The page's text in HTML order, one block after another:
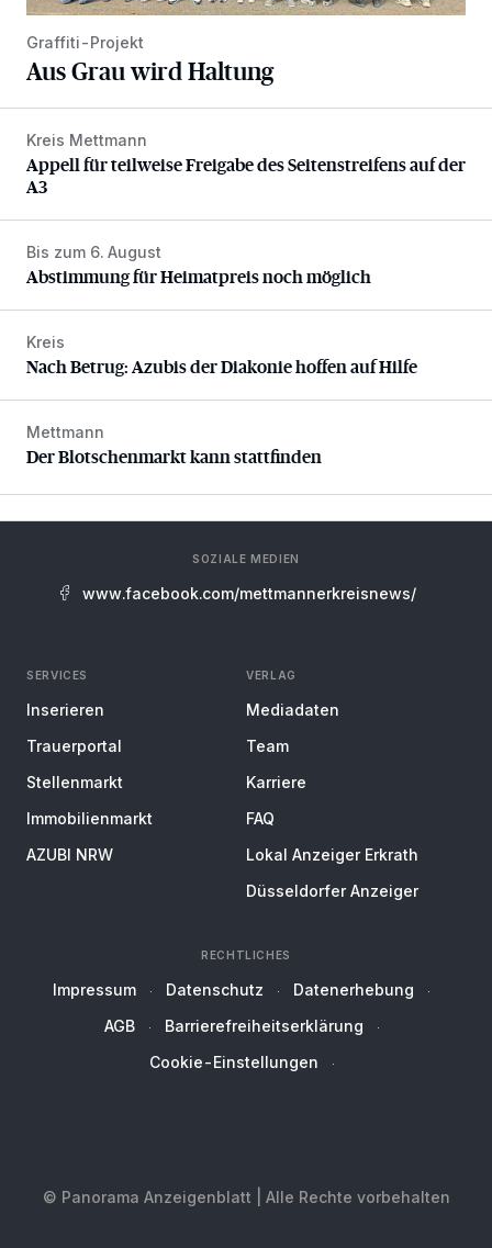
Graffiti-Projekt
Aus Grau wird Haltung
Appell für teilweise Freigabe des Seitenstreifens auf der A3
Kreis Mettmann
Appell für teilweise Freigabe des Seitenstreifens auf der
A3
Abstimmung für Heimatpreis noch möglich
Bis zum 6. August
Abstimmung für Heimatpreis noch möglich
Nach Betrug: Azubis der Diakonie hoffen auf Hilfe
Kreis
Nach Betrug: Azubis der Diakonie hoffen auf Hilfe
Der Blotschenmarkt kann stattfinden
Mettmann
Der Blotschenmarkt kann stattfinden
SOZIALE MEDIEN
www.facebook.com/mettmannerkreisnews/
SERVICES
Inserieren
Trauerportal
Stellenmarkt
Immobilienmarkt
AZUBI NRW
VERLAG
Mediadaten
Team
Karriere
FAQ
Lokal Anzeiger Erkrath
Düsseldorfer Anzeiger
RECHTLICHES
Impressum Datenschutz
Datenerhebung
AGB
Barrierefreiheitserklärung
Cookie-Einstellungen
© Panorama Anzeigenblatt | Alle Rechte vorbehalten